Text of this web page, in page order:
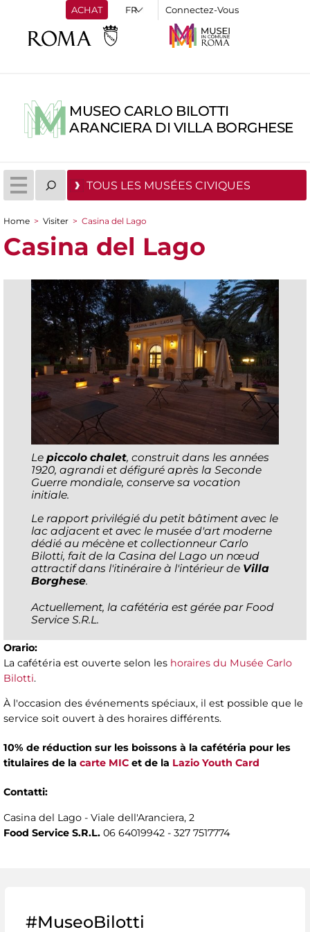
ACHAT Connectez-Vous
MUSEO CARLO BILOTTI
ARANCIERA DI VILLA BORGHESE
TOUS LES MUSÉES CIVIQUES
You are here
Home > Visiter > Casina del Lago
Casina del Lago
Le piccolo chalet, construit dans les années
1920, agrandi et défiguré après la Seconde
Guerre mondiale, conserve sa vocation
initiale.
Le rapport privilégié du petit bâtiment avec le
lac adjacent et avec le musée d'art moderne
dédié au mécène et collectionneur Carlo
Bilotti, fait de la Casina del Lago un nœud
attractif dans l'itinéraire à l'intérieur de Villa
Borghese.
Actuellement, la cafétéria est gérée par Food
Service S.R.L.
Orario:
La cafétéria est ouverte selon les horaires du Musée Carlo
Bilotti.
À l'occasion des événements spéciaux, il est possible que le
service soit ouvert à des horaires différents.
10% de réduction sur les boissons à la cafétéria pour les
titulaires de la carte MIC et de la Lazio Youth Card
Contatti:
Casina del Lago - Viale dell'Aranciera, 2
Food Service S.R.L. 06 64019942 - 327 7517774
#MuseoBilotti